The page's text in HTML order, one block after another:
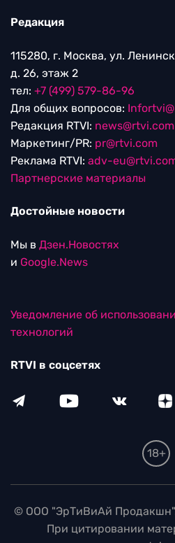
Редакция
115280, г. Москва, ул.
д. 26, этаж 2
тел: +7 (499) 579-86-96
Для общих вопросов:
Редакция RTVI: news@rtvi.com
Маркетинг/PR: pr@rtvi.com
Реклама RTVI: adv-
Партнерские материалы
Достойные новости
Мы в Дзен.Новостях
и Google.News
Уведомление об
технологий
RTVI в соцсетях
18+
© ООО "ЭрТиВиАй
При цитировании